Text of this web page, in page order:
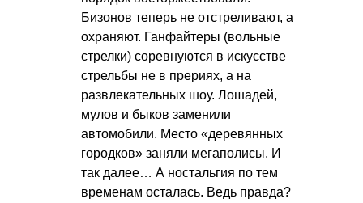
Бизонов теперь не отстреливают, а
охраняют. Ганфайтеры (вольные
стрелки) соревнуются в искусстве
стрельбы не в прериях, а на
развлекательных шоу. Лошадей,
мулов и быков заменили
автомобили. Место «деревянных
городков» заняли мегаполисы. И
так далее… А ностальгия по тем
временам осталась. Ведь правда?